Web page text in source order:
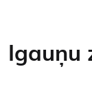
Igauņu